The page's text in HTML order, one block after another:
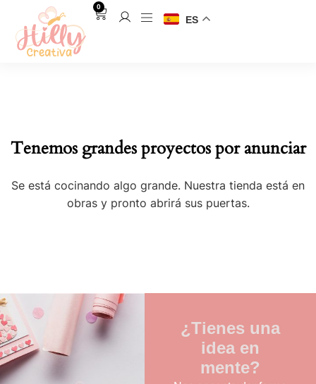
0
ES
Tenemos grandes proyectos por anunciar
Se está cocinando algo grande. Nuestra tienda está en
obras y pronto abrirá sus puertas.
¿Tienes una
idea en
mente?